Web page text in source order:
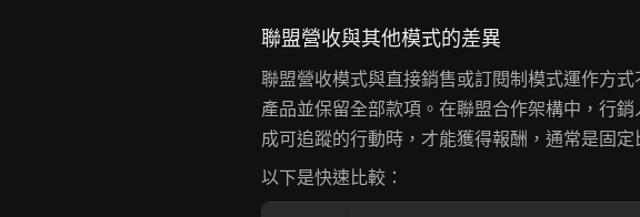
聯盟營收與其他模式的差異
聯盟營收模式與直接銷售或訂閱制模式運作方
產品並保留全部款項。在聯盟合作架構中，行
成可追蹤的行動時，才能獲得報酬，通常是固定
以下是快速比較：